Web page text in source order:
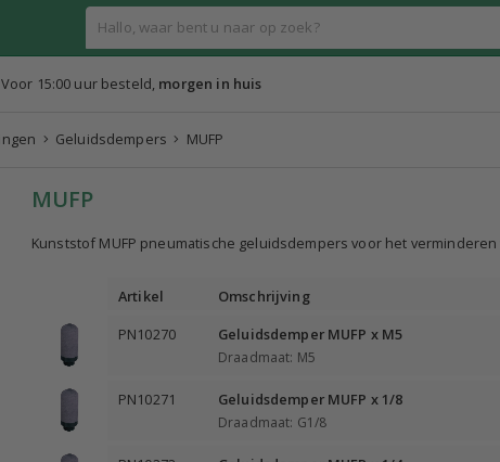
Voor 15:00 uur besteld, morgen in huis
Geluidsdempers MUFP
MUFP
Kunststof MUFP pneumatische geluidsdempers voor het
Artikel Omschrijving
PN10270
Geluidsdemper MUFP x M5
Draadmaat: M5
PN10271 Geluidsdemper MUFP x 1/8
Draadmaat: G1/8